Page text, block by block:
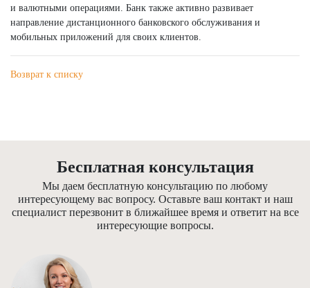
и валютными операциями. Банк также активно развивает
направление дистанционного банковского обслуживания и
мобильных приложений для своих клиентов.
Возврат к списку
Бесплатная консультация
Мы даем бесплатную консультацию по любому
интересующему вас вопросу. Оставьте ваш контакт и наш
специалист перезвонит в ближайшее время и ответит на все
интересующие вопросы.